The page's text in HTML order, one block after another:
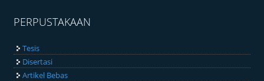
PERPUSTAKAAN
Tesis
Disertasi
Artikel Bebas